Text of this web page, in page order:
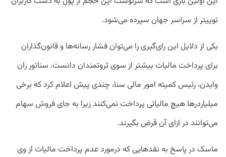
توییتر از سراسر جهان سپرده می‌شود.
یکی از دلایل این رای‌گیری را می‌توان فشار رسانه‌ها و قانون‌گذاران
برای پرداخت مالیات بیشتر از سوی ثروتمندان دانست. سناتور ران
وایدن، رئیس کمیته امور مالی سنا، چندی پیش اعلام کرد که برخی
میلیارد‌رها هیچ مالیاتی پرداخت نمی‌کنند زیرا به جای فروش سهام
می‌توانند در ازای آن قرض بگیرند.
ماسک در پاسخ به نقد‌هایی که درمورد عدم پرداخت مالیات از وی